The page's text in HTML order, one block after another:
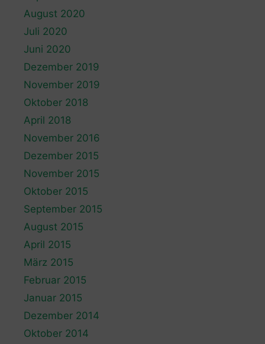
August 2020
Juli 2020
Juni 2020
Dezember 2019
November 2019
Oktober 2018
April 2018
November 2016
Dezember 2015
November 2015
Oktober 2015
September 2015
August 2015
April 2015
März 2015
Februar 2015
Januar 2015
Dezember 2014
Oktober 2014